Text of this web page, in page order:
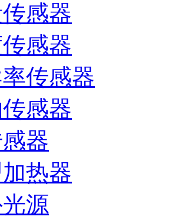
感器
感器
传感器
感器
器
热器
源